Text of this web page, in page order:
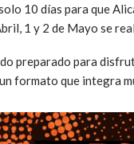
10 días para que
1 y 2 de Mayo se
preparado para
formato que integra